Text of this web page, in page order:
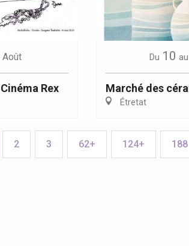
Août
Rex
Du 10 au
Marché des
Étretat
2 3 62+ 124+ 188